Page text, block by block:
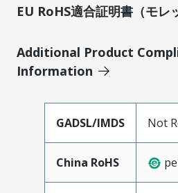
EU RoHS適合証明書（モレ
Additional Product
Information
GADSL/IMDS Not
China RoHS